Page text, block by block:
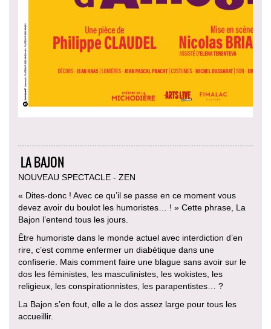
LA BAJON
NOUVEAU SPECTACLE - ZEN
« Dites-donc ! Avec ce qu’il se passe en ce moment vous
devez avoir du boulot les humoristes… ! » Cette phrase, La
Bajon l’entend tous les jours.
Être humoriste dans le monde actuel avec interdiction d’en
rire, c’est comme enfermer un diabétique dans une
confiserie. Mais comment faire une blague sans avoir sur le
dos les féministes, les masculinistes, les wokistes, les
religieux, les conspirationnistes, les parapentistes… ?
La Bajon s’en fout, elle a le dos assez large pour tous les
accueillir.